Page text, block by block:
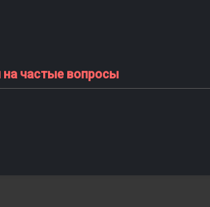
на частые вопросы